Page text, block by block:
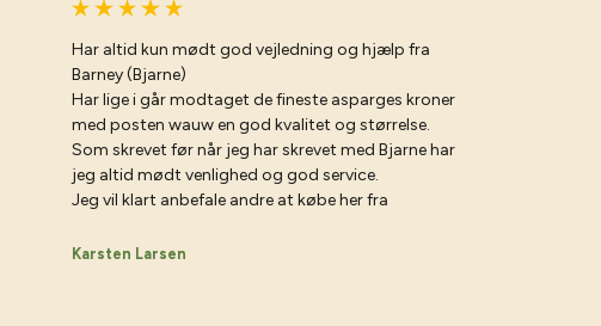
Har altid kun mødt god vejledning og hjælp fra
Barney (Bjarne)
Har lige i går modtaget de fineste asparges kroner
med posten wauw en god kvalitet og størrelse.
Som skrevet før når jeg har skrevet med Bjarne har
jeg altid mødt venlighed og god service.
Jeg vil klart anbefale andre at købe her fra
Karsten Larsen